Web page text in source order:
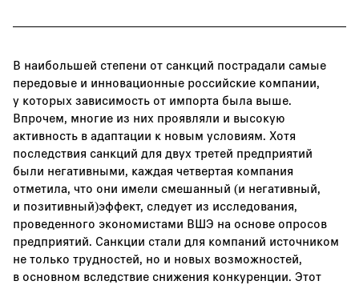
В наибольшей степени от санкций пострадали самые
передовые и инновационные российские компании,
у которых зависимость от импорта была выше.
Впрочем, многие из них проявляли и высокую
активность в адаптации к новым условиям. Хотя
последствия санкций для двух третей предприятий
были негативными, каждая четвертая компания
отметила, что они имели смешанный (и негативный,
и позитивный)эффект, следует из исследования,
проведенного экономистами ВШЭ на основе опросов
предприятий. Санкции стали для компаний источником
не только трудностей, но и новых возможностей,
в основном вследствие снижения конкуренции. Этот